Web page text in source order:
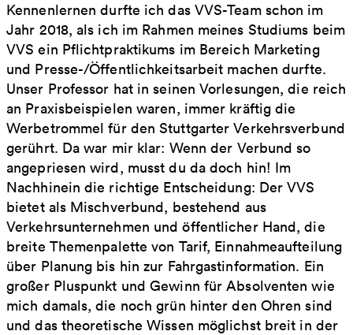
Kennenlernen durfte ich das VVS-Team schon im
Jahr 2018, als ich im Rahmen meines Studiums beim
VVS ein Pflichtpraktikums im Bereich Marketing
und Presse-/Öffentlichkeitsarbeit machen durfte.
Unser Professor hat in seinen Vorlesungen, die reich
an Praxisbeispielen waren, immer kräftig die
Werbetrommel für den Stuttgarter Verkehrsverbund
gerührt. Da war mir klar: Wenn der Verbund so
angepriesen wird, musst du da doch hin! Im
Nachhinein die richtige Entscheidung: Der VVS
bietet als Mischverbund, bestehend aus
Verkehrsunternehmen und öffentlicher Hand, die
breite Themenpalette von Tarif, Einnahmeaufteilung
über Planung bis hin zur Fahrgastinformation. Ein
großer Pluspunkt und Gewinn für Absolventen wie
mich damals, die noch grün hinter den Ohren sind
und das theoretische Wissen möglichst breit in der